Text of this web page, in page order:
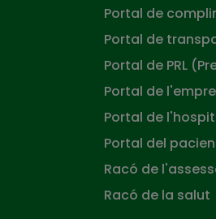
Portal de
Portal de
Portal de PRL
Portal de
Portal de
Portal del
Racó de
Racó de la salut